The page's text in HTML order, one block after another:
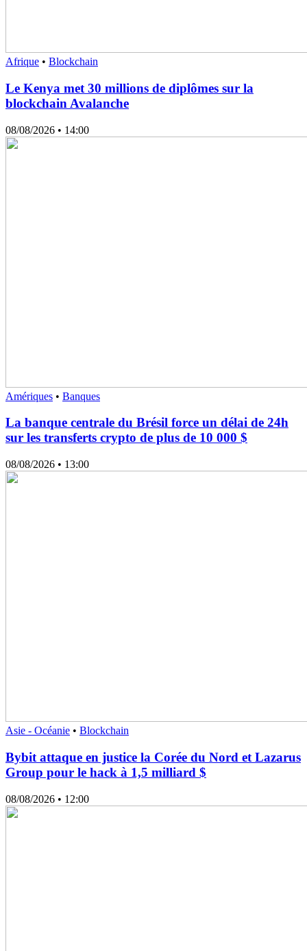
Afrique • Blockchain
Le Kenya met 30 millions de diplômes sur la
blockchain Avalanche
08/08/2026 • 14:00
Amériques • Banques
La banque centrale du Brésil force un délai de 24h
sur les transferts crypto de plus de 10 000 $
08/08/2026 • 13:00
Asie - Océanie • Blockchain
Bybit attaque en justice la Corée du Nord et Lazarus
Group pour le hack à 1,5 milliard $
08/08/2026 • 12:00